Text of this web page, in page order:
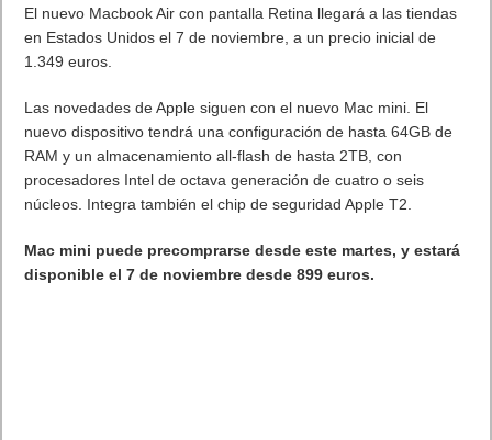
El nuevo Macbook Air con pantalla Retina llegará a las tiendas
en Estados Unidos el 7 de noviembre, a un precio inicial de
1.349 euros.
Las novedades de Apple siguen con el nuevo Mac mini. El
nuevo dispositivo tendrá una configuración de hasta 64GB de
RAM y un almacenamiento all-flash de hasta 2TB, con
procesadores Intel de octava generación de cuatro o seis
núcleos. Integra también el chip de seguridad Apple T2.
Mac mini puede precomprarse desde este martes, y estará
disponible el 7 de noviembre desde 899 euros.